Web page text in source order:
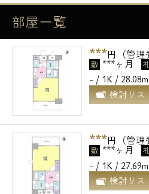
部屋一覧
***円（管理
敷 ***ヶ月
- / 1K /
検討リス
***円（管理
敷 ***ヶ月
- / 1K /
検討リス